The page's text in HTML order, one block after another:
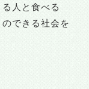
人と食べる
できる社会を